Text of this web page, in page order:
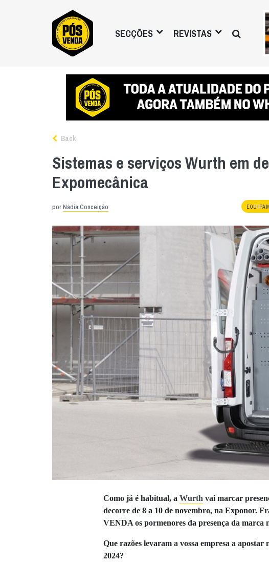
SECÇÕES REVISTAS
Back
Sistemas e serviços Wurth em
Expomecânica
porNádia Conceição
Como já é habitual, a Wurth vai marcar
decorre de 8 a 10 de novembro, na Exponor.
VENDA os pormenores da presença da marca
Que razões levaram a vossa empresa a apostar
2024?